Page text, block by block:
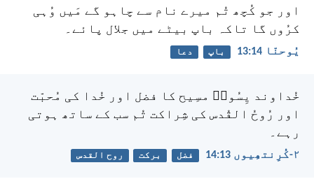
اور جو کُچھ تُم میرے نام سے چاہو گے مَیں وُہی
کرُوں گا تاکہ باپ بیٹے میں جلال پائے۔
یُوحنّا 14:‏13 باپ دعا
خُداوند یِسُوعؔ مسِیح کا فضل اور خُدا کی مُحبّت
اور رُوحُ القُدس کی شِراکت تُم سب کے ساتھ ہوتی
رہے۔
۲-کُرِنتھِیوں 13:‏14 فضل برکت روح القدس